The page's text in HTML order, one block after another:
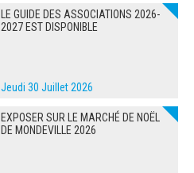
LE GUIDE DES ASSOCIATIONS 2026-
2027 EST DISPONIBLE
Jeudi 30 Juillet 2026
EXPOSER SUR LE MARCHÉ DE NOËL
DE MONDEVILLE 2026